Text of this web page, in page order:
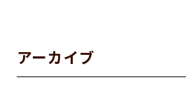
アーカイブ